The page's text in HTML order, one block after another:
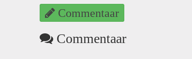
Commentaar
Commentaar